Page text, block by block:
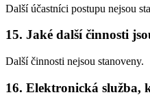
Další účastníci postupu nejsou
15. Jaké další činnosti
Další činnosti nejsou stanoveny.
16. Elektronická služba,